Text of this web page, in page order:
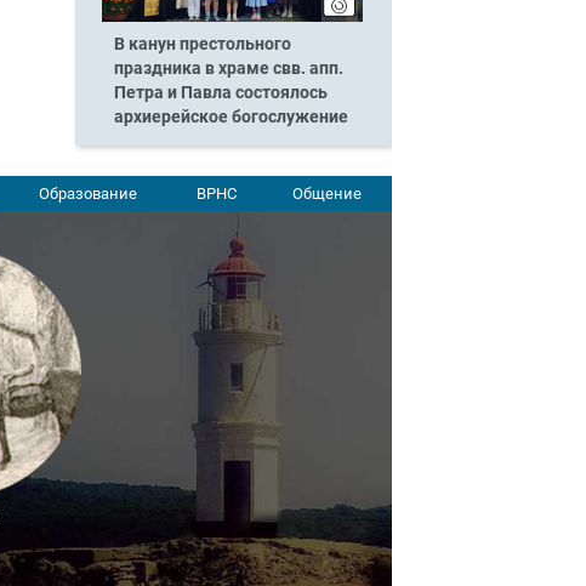
В канун престольного
праздника в храме свв. апп.
Петра и Павла состоялось
архиерейское богослужение
Образование ВРНС Общение